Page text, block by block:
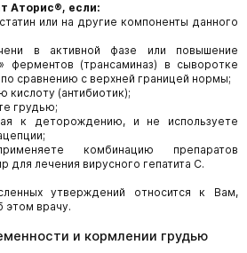
Аторис®, если:
или на другие компоненты данного
в активной фазе или повышение
ферментов (трансаминаз) в сыворотке
сравнению с верхней границей нормы;
кислоту (антибиотик);
грудью;
к деторождению, и не используете
комбинацию препаратов
для лечения вирусного гепатита С.
утверждений относится к Вам,
этом врачу.
и кормлении грудью